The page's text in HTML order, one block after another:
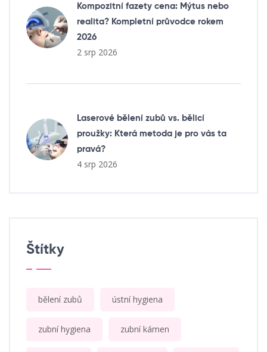
Kompozitní fazety cena: Mýtus nebo
realita? Kompletní průvodce rokem
2026
2 srp 2026
Laserové bělení zubů vs. bělicí
proužky: Která metoda je pro vás ta
pravá?
4 srp 2026
Štítky
bělení zubů ústní hygiena
zubní hygiena zubní kámen